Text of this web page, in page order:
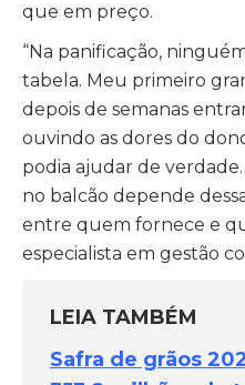
que em preço.
“Na panificação,
tabela. Meu primeiro
depois de semanas
ouvindo as dores do
podia ajudar de
no balcão depende
entre quem fornece e
especialista em gestão
LEIA TAMBÉM
Safra de grãos